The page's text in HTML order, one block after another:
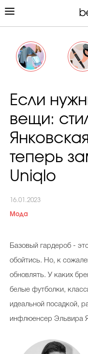
Вопрос эксперту
Папа может
Бьютихакер / Мама-
Если
вещи:
теперь
Uniqlo
16.01.2023
Мода
Базовый гардероб -
обойтись. Но, к
обновлять. У каких
белые футболки,
идеальной посадкой,
инфлюенсер Эльвира